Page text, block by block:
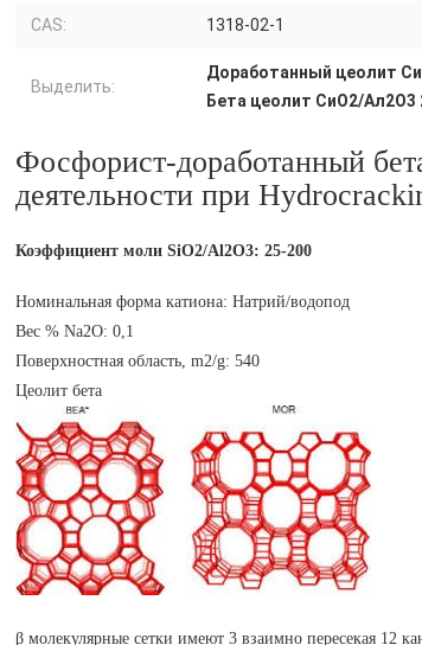
CAS: 1318-02-1
Выделить:
Доработанный цеолит
Бета цеолит СиО2/Ал2О3
Фосфорист-доработанный
деятельности при
Коэффициент моли SiO2/Al2O3: 25-200
Номинальная форма катиона: Натрий/водопод
Вес % Na2O: 0,1
Поверхностная область, m2/g: 540
Цеолит бета
β молекулярные сетки имеют 3 взаимно пересекая 12